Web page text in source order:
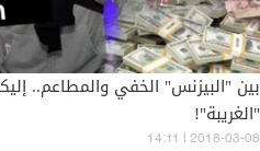
بين "البيزنس" الخفي والمطاعم..
"الغريبة"!
14:11 | 2018-03-08